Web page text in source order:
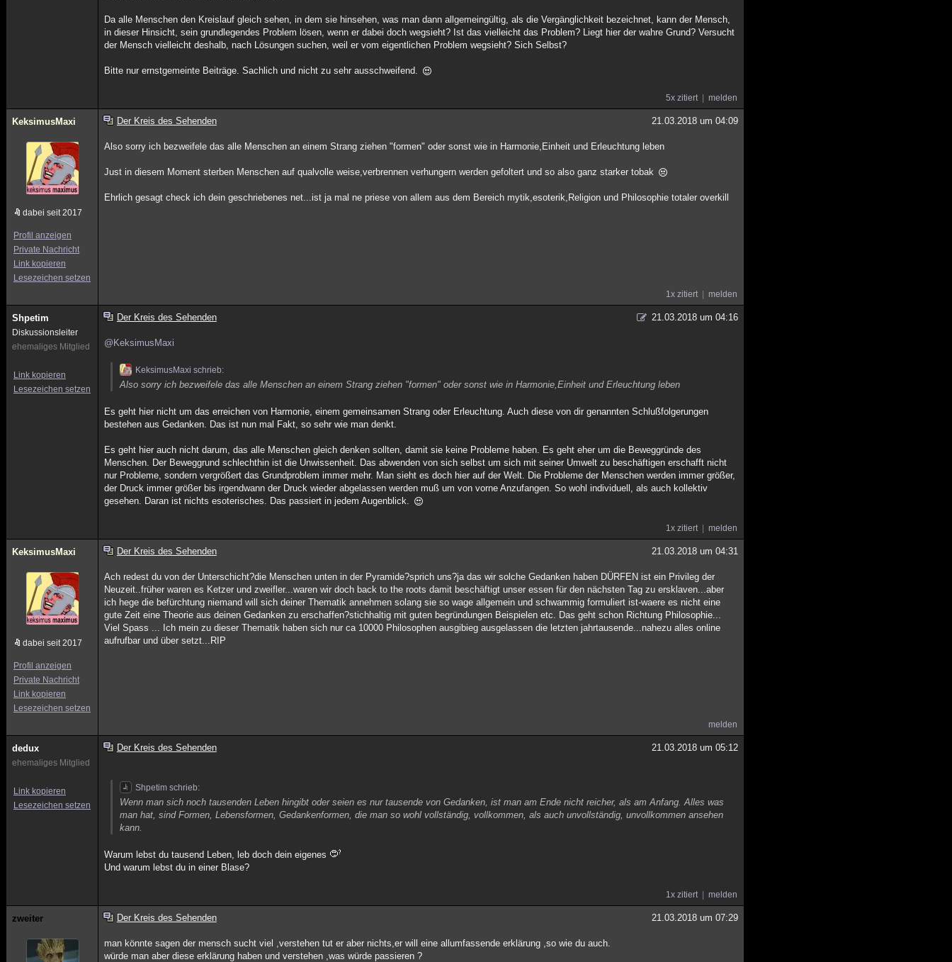
Da alle Menschen den Kreislauf gleich sehen, in dem sie hinsehen, was man dann allgemeingültig, als die Vergänglichkeit bezeichnet, kann der Mensch,
in dieser Hinsicht, sein grundlegendes Problem lösen, wenn er dabei doch wegsieht? Ist das vielleicht das Problem? Liegt hier der wahre Grund? Versucht
der Mensch vielleicht deshalb, nach Lösungen suchen, weil er vom eigentlichen Problem wegsieht? Sich Selbst?
Bitte nur ernstgemeinte Beiträge. Sachlich und nicht zu sehr ausschweifend.
5x zitiert melden
KeksimusMaxi
dabei seit 2017
Profil anzeigen
Private Nachricht
Link kopieren
Lesezeichen setzen
Der Kreis des Sehenden 21.03.2018 um 04:09
Also sorry ich bezweifele das alle Menschen an einem Strang ziehen "formen" oder sonst wie in Harmonie,Einheit und Erleuchtung leben
Just in diesem Moment sterben Menschen auf qualvolle weise,verbrennen verhungern werden gefoltert und so also ganz starker tobak
Ehrlich gesagt check ich dein geschriebenes net...ist ja mal ne priese von allem aus dem Bereich mytik,esoterik,Religion und Philosophie totaler overkill
1x zitiert melden
Shpetim
Diskussionsleiter
ehemaliges Mitglied
Link kopieren
Lesezeichen setzen
Der Kreis des Sehenden 21.03.2018 um 04:16
@KeksimusMaxi
KeksimusMaxi schrieb:
Also sorry ich bezweifele das alle Menschen an einem Strang ziehen "formen" oder sonst wie in Harmonie,Einheit und Erleuchtung leben
Es geht hier nicht um das erreichen von Harmonie, einem gemeinsamen Strang oder Erleuchtung. Auch diese von dir genannten Schlußfolgerungen
bestehen aus Gedanken. Das ist nun mal Fakt, so sehr wie man denkt.
Es geht hier auch nicht darum, das alle Menschen gleich denken sollten, damit sie keine Probleme haben. Es geht eher um die Beweggründe des
Menschen. Der Beweggrund schlechthin ist die Unwissenheit. Das abwenden von sich selbst um sich mit seiner Umwelt zu beschäftigen erschafft nicht
nur Probleme, sondern vergrößert das Grundproblem immer mehr. Man sieht es doch hier auf der Welt. Die Probleme der Menschen werden immer größer,
der Druck immer größer bis irgendwann der Druck wieder abgelassen werden muß um von vorne Anzufangen. So wohl individuell, als auch kollektiv
gesehen. Daran ist nichts esoterisches. Das passiert in jedem Augenblick.
1x zitiert melden
KeksimusMaxi
dabei seit 2017
Profil anzeigen
Private Nachricht
Link kopieren
Lesezeichen setzen
Der Kreis des Sehenden 21.03.2018 um 04:31
Ach redest du von der Unterschicht?die Menschen unten in der Pyramide?sprich uns?ja das wir solche Gedanken haben DÜRFEN ist ein Privileg der
Neuzeit..früher waren es Ketzer und zweifler...waren wir doch back to the roots damit beschäftigt unser essen für den nächsten Tag zu ersklaven...aber
ich hege die befürchtung niemand will sich deiner Thematik annehmen solang sie so wage allgemein und schwammig formuliert ist-waere es nicht eine
gute Zeit eine Theorie aus deinen Gedanken zu erschaffen?stichhaltig mit guten begründungen Beispielen etc. Das geht schon Richtung Philosophie...
Viel Spass ... Ich mein zu dieser Thematik haben sich nur ca 10000 Philosophen ausgibieg ausgelassen die letzten jahrtausende...nahezu alles online
aufrufbar und über setzt...RIP
melden
dedux
ehemaliges Mitglied
Link kopieren
Lesezeichen setzen
Der Kreis des Sehenden 21.03.2018 um 05:12
Shpetim schrieb:
Wenn man sich noch tausenden Leben hingibt oder seien es nur tausende von Gedanken, ist man am Ende nicht reicher, als am Anfang. Alles was
man hat, sind Formen, Lebensformen, Gedankenformen, die man so wohl vollständig, vollkommen, als auch unvollständig, unvollkommen ansehen
kann.
Warum lebst du tausend Leben, leb doch dein eigenes
Und warum lebst du in einer Blase?
1x zitiert melden
zweiter Der Kreis des Sehenden 21.03.2018 um 07:29
man könnte sagen der mensch sucht viel ,verstehen tut er aber nichts,er will eine allumfassende erklärung ,so wie du auch.
würde man aber diese erklärung haben und verstehen ,was würde passieren ?